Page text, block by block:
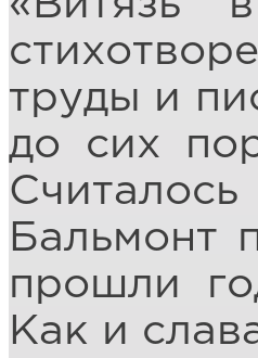
труды и
до сих
Бальмонт
прошли
Как и